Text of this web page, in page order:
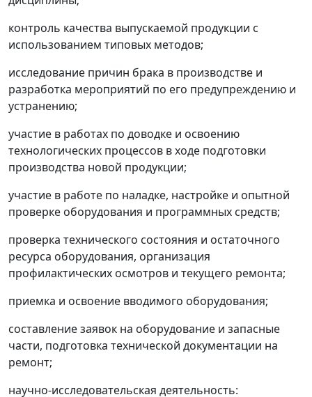
контроль качества выпускаемой продукции с
использованием типовых методов;
исследование причин брака в производстве и
разработка мероприятий по его предупреждению и
устранению;
участие в работах по доводке и освоению
технологических процессов в ходе подготовки
производства новой продукции;
участие в работе по наладке, настройке и опытной
проверке оборудования и программных средств;
проверка технического состояния и остаточного
ресурса оборудования, организация
профилактических осмотров и текущего ремонта;
приемка и освоение вводимого оборудования;
составление заявок на оборудование и запасные
части, подготовка технической документации на
ремонт;
научно-исследовательская деятельность: